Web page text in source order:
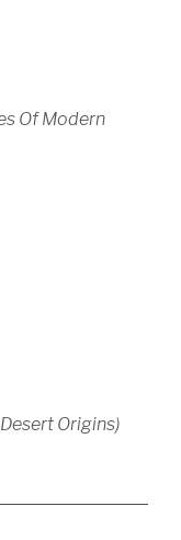
Of Modern
Origins)